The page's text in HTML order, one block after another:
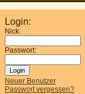
Login:
Nick:
Passwort:
Neuer Benutzer
Passwort vergessen?